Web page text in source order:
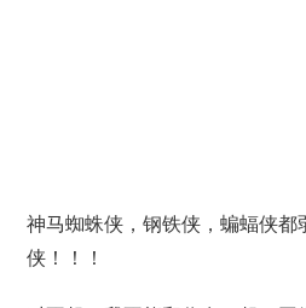
神马蜘蛛侠，钢铁侠，蝙蝠侠都
侠！！！